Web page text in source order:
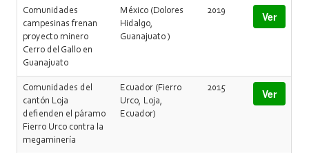
Comunidades
campesinas frenan
proyecto minero
Cerro del Gallo en
Guanajuato
México (Dolores
Hidalgo,
Guanajuato )
2019 Ver
Comunidades del
cantón Loja
defienden el páramo
Fierro Urco contra la
megaminería
Ecuador (Fierro
Urco, Loja,
Ecuador)
2015 Ver